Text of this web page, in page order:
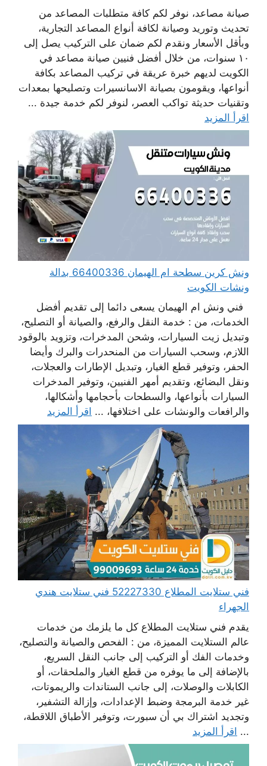
صيانة مصاعد، نوفر لكم كافة متطلبات المصاعد من
تحديث وتوريد وصيانة لكافة أنواع المصاعد التجارية،
وبأقل الأسعار ونقدم لكم ضمان على التركيب يصل إلى
١٠ سنوات، من خلال أفضل فنيين صيانة مصاعد في
الكويت لديهم خبرة عريقة في تركيب المصاعد بكافة
أنواعها، ويقومون بصيانة الاسانسيرات وتصليحها بمعدات
وتقنيات حديثة تواكب العصر، لنوفر لكم خدمة جيدة ...
اقرأ المزيد
ونش كرين سطحة ام الهيمان 66400336 بدالة
ونشات الكويت
فني ونش ام الهيمان يسعى دائما إلى تقديم أفضل
الخدمات، من : خدمة النقل والرفع، والصيانة أو التصليح،
وتبديل زيت السيارات، وشحن المدخرات، وتزويد بالوقود
اللازم، وسحب السيارات من المنحدرات والبرك وأيضا
الحفر، وتوفير قطع الغيار، وتبديل الإطارات والعجلات،
ونقل البضائع، وتقديم أمهر الفنيين، وتوفير المدخرات
السيارات بأنواعها، والسطحات بأحجامها وأشكالها،
والرافعات والونشات على اختلافها، ... اقرأ المزيد
فني ستلايت المطلاع 52227330 فني ستلايت هندي
الجهراء
يقدم فني ستلايت المطلاع كل ما يلزمك من خدمات
عالم الستلايت المميزة، من : الفحص والصيانة والتصليح،
وخدمات الفك أو التركيب إلى جانب النقل السريع،
بالإضافة إلى ما يوفره من قطع الغيار والملحقات، أو
الكابلات والوصلات، إلى جانب الستاندات والريموتات،
غير خدمة البرمجة وضبط الإعدادات، وإزالة التشفير،
وتجديد اشتراك بي أن سبورت، وتوفير الأطباق اللاقطة،
... اقرأ المزيد